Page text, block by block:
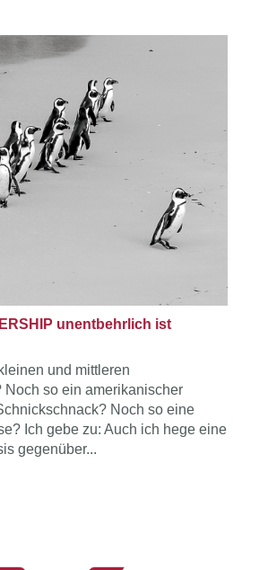
unentbehrlich ist
und mittleren
Noch so ein amerikanischer
Noch so eine
Ich gebe zu: Auch ich hege eine
gegenüber...